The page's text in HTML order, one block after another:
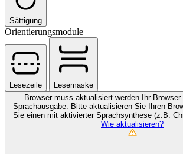
Sättigung
Orientierungsmodule
Lesezeile
Lesemaske
Browser muss aktualisiert werden
Ihr
Sprachausgabe. Bitte aktualisieren Sie Ihren
Sie einen mit aktivierter Sprachsynthese (z.B.
Wie aktualisieren?